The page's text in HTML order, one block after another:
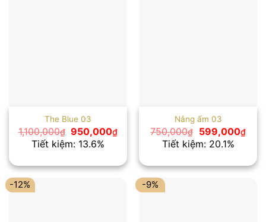
The Blue 03
1,100,000₫ Giá
gốc
là:
950,000₫Giá
là:
950,000₫.
Tiết kiệm: 13.6%
Nắng ấm 03
750,000₫
Giá
gốc
là:
599,000₫Giá
hiện
Tiết kiệm: 20.1%
-12% -9%